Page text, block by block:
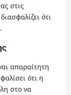
στις
ότι
απαραίτητη
ότι η
στο να